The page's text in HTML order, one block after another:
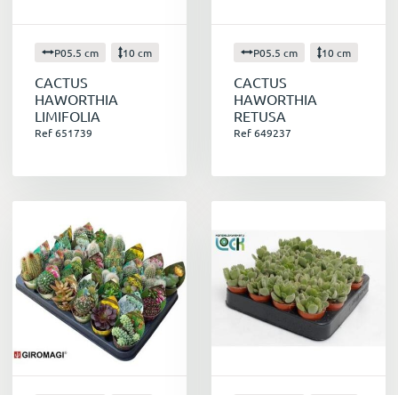
P05.5 cm 10 cm
CACTUS
HAWORTHIA
LIMIFOLIA
Ref 651739
P05.5 cm 10 cm
CACTUS
HAWORTHIA
RETUSA
Ref 649237